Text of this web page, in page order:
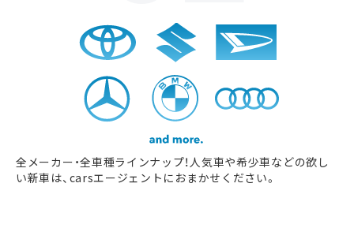
全メーカー・全車種ラインナップ！人気車や希少車などの欲し
い新車は、carsエージェントにおまかせください。